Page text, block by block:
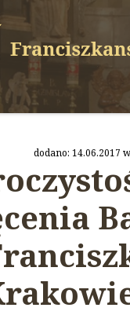
dodano: 14.06.2017